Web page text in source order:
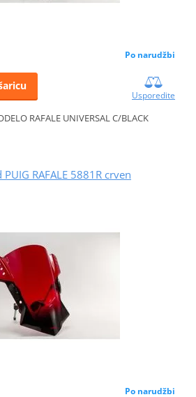
Po narudžbi
Usporedite
RAFALE UNIVERSAL C/BLACK
RAFALE 5881R crven
Po narudžbi